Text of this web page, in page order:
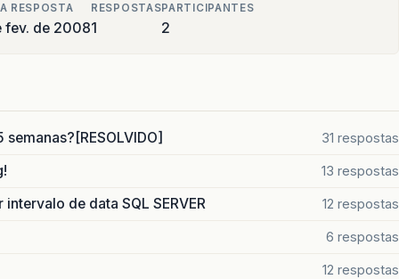
RESPOSTA
fev. de 2008
RESPOSTAS
1
PARTICIPANTES
2
31 respostas
13 respostas
de data SQL SERVER 12 respostas
6 respostas
12 respostas